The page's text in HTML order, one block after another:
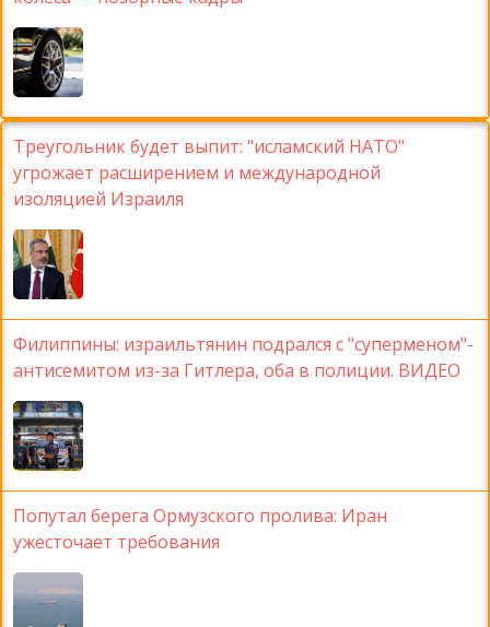
Треугольник будет выпит: "исламский НАТО"
угрожает расширением и международной
изоляцией Израиля
Филиппины: израильтянин подрался с "суперменом"-
антисемитом из-за Гитлера, оба в полиции. ВИДЕО
Попутал берега Ормузского пролива: Иран
ужесточает требования